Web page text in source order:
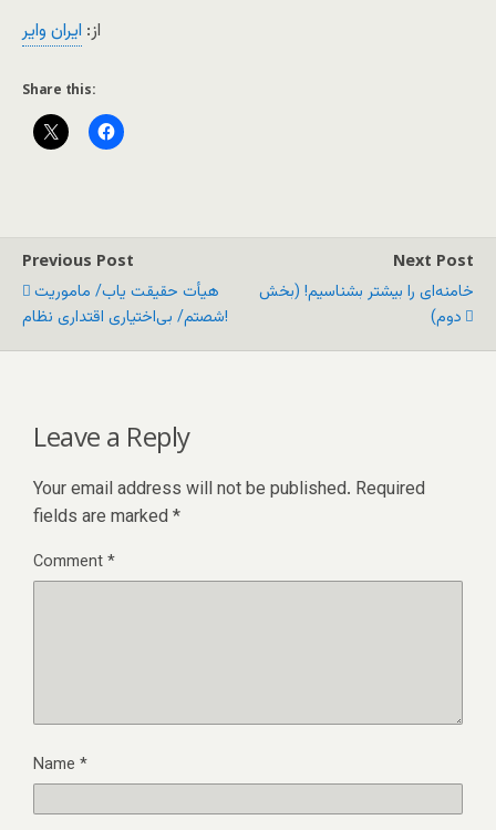
از: ایران وایر
Share this:
Previous Post
هیأت حقیقت یاب/ ماموریت
شصتم/ بی‌اختیاری اقتداری نظام!
Next Post
خامنه‌ای را بیشتر بشناسیم! (بخش
دوم)
Leave a Reply
Your email address will not be published. Required
fields are marked *
Comment*
Name *